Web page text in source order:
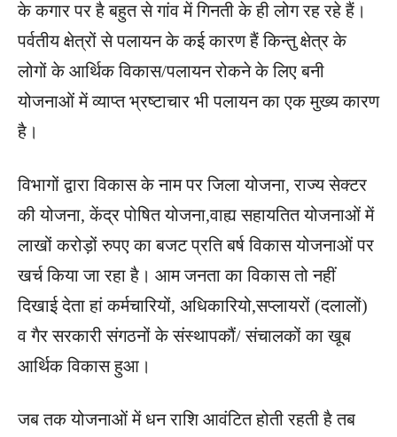
के कगार पर है बहुत से गांव में गिनती के ही लोग रह रहे हैं।
पर्वतीय क्षेत्रों से पलायन के कई कारण हैं किन्तु क्षेत्र के
लोगों के आर्थिक विकास/पलायन रोकने के लिए बनी
योजनाओं में व्याप्त भ्रष्टाचार भी पलायन का एक मुख्य कारण
है।
विभागों द्वारा विकास के नाम पर जिला योजना, राज्य सेक्टर
की योजना, केंद्र पोषित योजना,वाह्य सहायतित योजनाओं में
लाखों करोड़ों रुपए का बजट प्रति बर्ष विकास योजनाओं पर
खर्च किया जा रहा है। आम जनता का विकास तो नहीं
दिखाई देता हां कर्मचारियों, अधिकारियो,सप्लायरों (दलालों)
व गैर सरकारी संगठनों के संस्थापकौं/ संचालकों का खूब
आर्थिक विकास हुआ।
जब तक योजनाओं में धन राशि आवंटित होती रहती है तब